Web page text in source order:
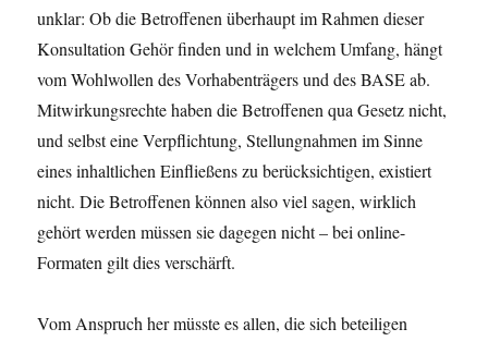
unklar: Ob die Betroffenen überhaupt im Rahmen dieser
Konsultation Gehör finden und in welchem Umfang, hängt
vom Wohlwollen des Vorhabenträgers und des BASE ab.
Mitwirkungsrechte haben die Betroffenen qua Gesetz nicht,
und selbst eine Verpflichtung, Stellungnahmen im Sinne
eines inhaltlichen Einfließens zu berücksichtigen, existiert
nicht. Die Betroffenen können also viel sagen, wirklich
gehört werden müssen sie dagegen nicht – bei online-
Formaten gilt dies verschärft.
Vom Anspruch her müsste es allen, die sich beteiligen